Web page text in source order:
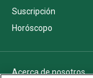
Suscripción
Horóscopo
Acerca de nosotros